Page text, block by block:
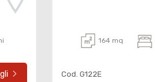
164 mq
Cod. G122E